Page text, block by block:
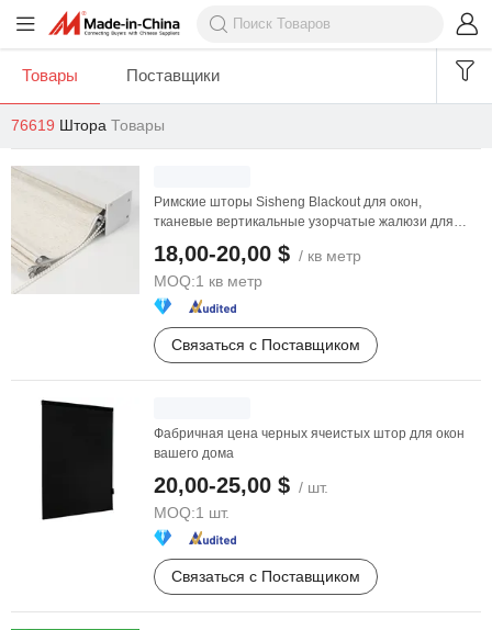
Товары Поставщики
76619 Штора Товары
Римские шторы Sisheng Blackout для окон,
тканевые вертикальные узорчатые жалюзи для
18,00-20,00 $ / кв метр
MOQ:1 кв метр
Связаться с Поставщиком
Фабричная цена черных ячеистых штор для окон
вашего дома
20,00-25,00 $ / шт.
MOQ:1 шт.
Связаться с Поставщиком